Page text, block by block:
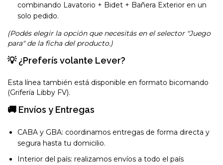
combinando Lavatorio + Bidet + Bañera Exterior en un
solo pedido.
(Podés elegir la opción que necesitás en el selector "Juego
para" de la ficha del producto.)
💡 ¿Preferís volante Lever?
Esta línea también está disponible en formato bicomando
(Grifería Libby FV).
🚚 Envíos y Entregas
CABA y GBA: coordinamos entregas de forma directa y
segura hasta tu domicilio.
Interior del país: realizamos envíos a todo el país